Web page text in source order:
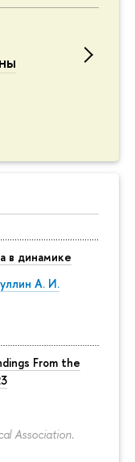
в динамике
А. И.
From the
Association.